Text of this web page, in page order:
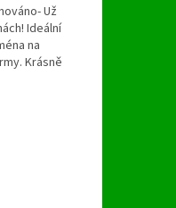
Už
Ideální
na
Krásně